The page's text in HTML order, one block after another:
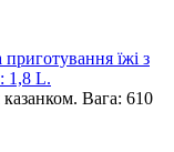
Вага: 610